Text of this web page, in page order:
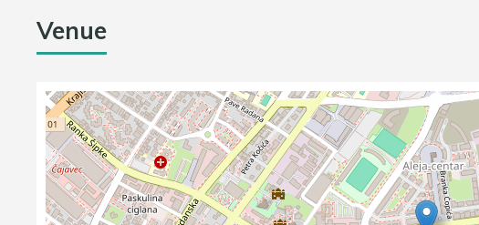
Venue